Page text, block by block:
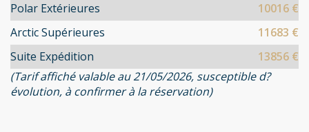
Polar Extérieures
10016 €
Arctic Supérieures
11683 €
Suite Expédition
13856 €
(Tarif affiché valable au 21/05/2026, susceptible d?
évolution, à confirmer à la réservation)